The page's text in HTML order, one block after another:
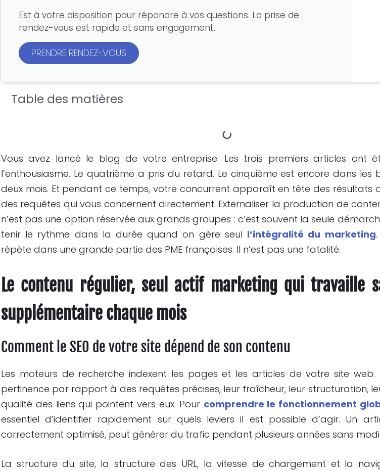
Est à votre disposition pour répondre à vos questions. La prise de
rendez-vous est rapide et sans engagement.
PRENDRE RENDEZ-VOUS
Table des matières
Vous avez lancé le blog de votre entreprise. Les trois premiers articles ont
l’enthousiasme. Le quatrième a pris du retard. Le cinquième est encore dans les
deux mois. Et pendant ce temps, votre concurrent apparaît en tête des résultats
des requêtes qui vous concernent directement. Externaliser la production de
n’est pas une option réservée aux grands groupes : c’est souvent la seule
tenir le rythme dans la durée quand on gère seul l’intégralité du marketing
répète dans une grande partie des PME françaises. Il n’est pas une fatalité.
Le contenu régulier, seul actif marketing qui travaille
supplémentaire chaque mois
Comment le SEO de votre site dépend de son contenu
Les moteurs de recherche indexent les pages et les articles de votre site web.
pertinence par rapport à des requêtes précises, leur fraîcheur, leur structuration,
qualité des liens qui pointent vers eux. Pour comprendre le fonctionnement
essentiel d’identifier rapidement sur quels leviers il est possible d’agir. Un
correctement optimisé, peut générer du trafic pendant plusieurs années sans
La structure du site, la structure des URL, la vitesse de chargement et la